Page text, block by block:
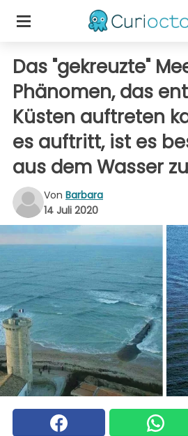
Das "gekreuzte"
Phänomen, das
Küsten auftreten
es auftritt, ist es
aus dem Wasser
Von Barbara
14 Juli 2020